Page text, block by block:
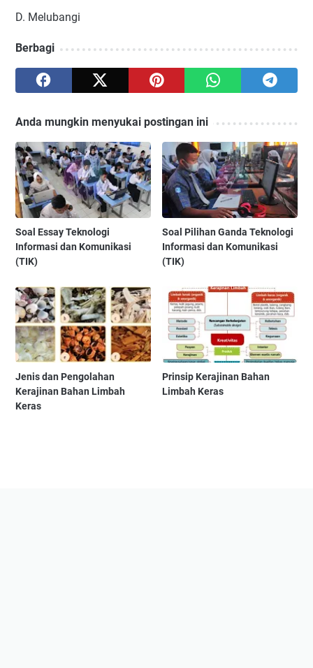
D. Melubangi
Berbagi
Anda mungkin menyukai postingan ini
Soal Essay Teknologi
Informasi dan Komunikasi
(TIK)
Soal Pilihan Ganda Teknologi
Informasi dan Komunikasi
(TIK)
Jenis dan Pengolahan
Kerajinan Bahan Limbah
Keras
Prinsip Kerajinan Bahan
Limbah Keras